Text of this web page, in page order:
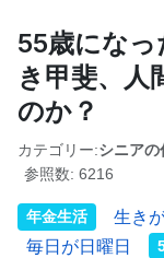
55歳にな
き甲斐、人
のか？
カテゴリー:シニアの
参照数: 6216
年金生活 生き
毎日が日曜日